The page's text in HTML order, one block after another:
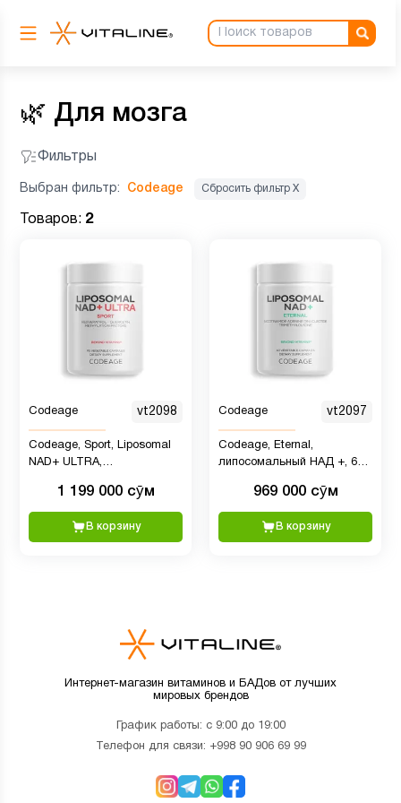
🌿 Для мозга
Фильтры
Выбран фильтр: Codeage Сбросить фильтр Х
Товаров: 2
Codeage vt2098
Codeage, Sport, Liposomal
NAD+ ULTRA,
капсул1 199 000 сӯм
В корзину
Codeage vt2097
Codeage, Eternal,
липосомальный НАД +, 60
969 000 сӯм
В корзину
Интернет-магазин витаминов и БАДов от лучших
мировых брендов
График работы: с 9:00 до 19:00
Телефон для связи: +998 90 906 69 99